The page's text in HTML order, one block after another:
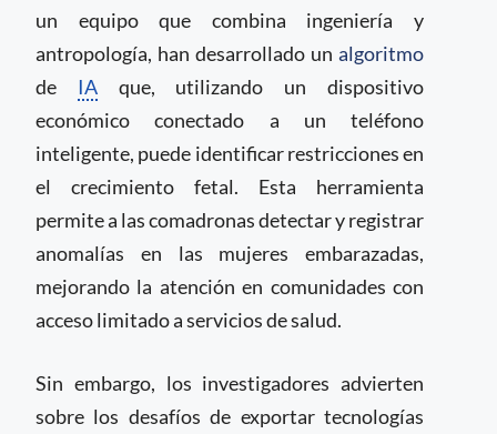
un equipo que combina ingeniería y
antropología, han desarrollado un algoritmo
de IAque, utilizando un dispositivo
económico conectado a un teléfono
inteligente, puede identificar restricciones en
el crecimiento fetal. Esta herramienta
permite a las comadronas detectar y registrar
anomalías en las mujeres embarazadas,
mejorando la atención en comunidades con
acceso limitado a servicios de salud.
Sin embargo, los investigadores advierten
sobre los desafíos de exportar tecnologías